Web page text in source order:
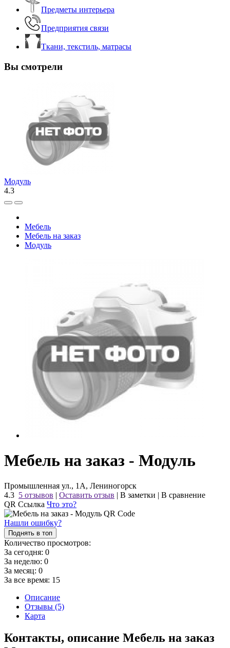
Предметы интерьера
Предприятия связи
Ткани, текстиль, матрасы
Вы смотрели
Модуль
4.3
Мебель
Мебель на заказ
Модуль
Мебель на заказ - Модуль
Промышленная ул., 1А, Лениногорск
4.3 5 отзывов | Оставить отзыв | В заметки | В сравнение
QR Ссылка Что это?
Нашли ошибку?
Поднять в топ
Количество просмотров:
За сегодня: 0
За неделю: 0
За месяц: 0
За все время: 15
Описание
Отзывы (5)
Карта
Контакты, описание Мебель на заказ